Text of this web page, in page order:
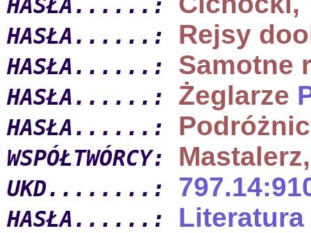
HASŁA......:
HASŁA......: Rejsy
HASŁA......: Samotne
HASŁA......: Żeglarze
HASŁA......:
WSPÓŁTWÓRCY:
UKD........:
HASŁA......: